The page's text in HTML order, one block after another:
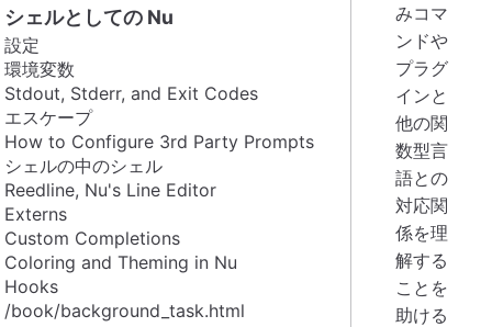
シェルとしての Nu
設定
環境変数
Stdout, Stderr, and Exit Codes
エスケープ
How to Configure 3rd Party Prompts
シェルの中のシェル
Reedline, Nu's Line Editor
Externs
Custom Completions
Coloring and Theming in Nu
Hooks
/book/background_task.html
みコマ
ンドや
プラグ
インと
他の関
数型言
語との
対応関
係を理
解する
ことを
助ける